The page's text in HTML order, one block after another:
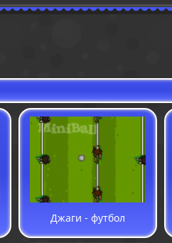
Джаги - футбол